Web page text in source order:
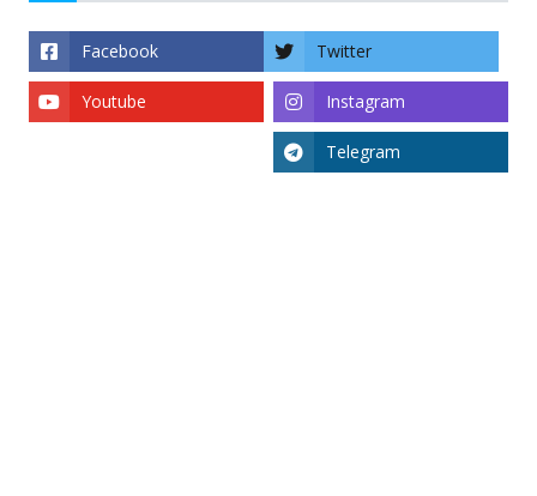
Facebook Twitter
Instagram
Youtube
Telegram